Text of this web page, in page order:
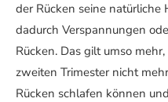
der Rücken seine
dadurch Verspannungen
Rücken. Das gilt umso
zweiten Trimester nicht
Rücken schlafen können